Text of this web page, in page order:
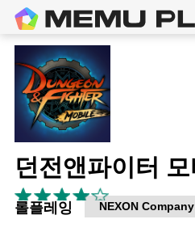
던전앤파이터
롤플레잉 NEXON Company